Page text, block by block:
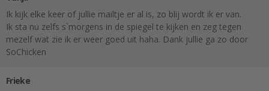
Ik kijk elke keer of jullie mailtje er al is, zo blij wordt ik er van.
Ik sta nu zelfs s`morgens in de spiegel te kijken en zeg tegen
mezelf wat zie ik er weer goed uit haha. Dank jullie ga zo door
SoChicken
Frieke